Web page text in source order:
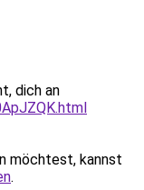
dich an
möchtest, kannst
.